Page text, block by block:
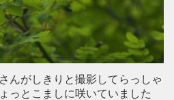
んがしきりと撮影してらっしゃ
っとこましに咲いていました